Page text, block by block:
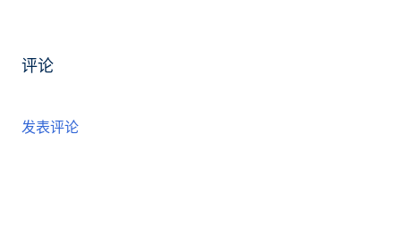
评论
发表评论